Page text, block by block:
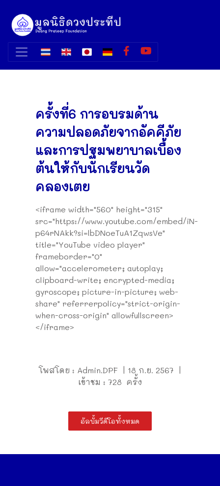
ครั้งที่6 การอบรมด้าน
ความปลอดภัยจากอัคคีภัย
และการปฐมพยาบาลเบื้อง
ต้นให้กับนักเรียนวัด
คลองเตย
<iframe width="560" height="315"
src="https://www.youtube.com/embed/iN-
p64rNAkk?si=lbDNoeTuA1ZqwsVe"
title="YouTube video player"
frameborder="0"
allow="accelerometer; autoplay;
clipboard-write; encrypted-media;
gyroscope; picture-in-picture; web-
share" referrerpolicy="strict-origin-
when-cross-origin" allowfullscreen>
</iframe>
โพสโดย : Admin.DPF | 18 ก.ย. 2567 |
เข้าชม : 728 ครั้ง
อัลบั้มวีดีโอทั้งหมด